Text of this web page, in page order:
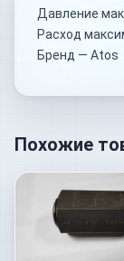
Давление
Расход
Бренд — Atos
Похожие